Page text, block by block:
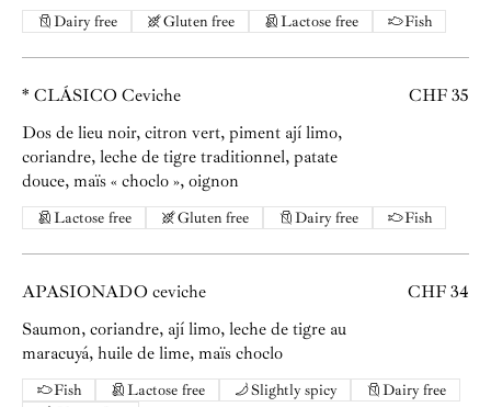
Dairy free Gluten free Lactose free Fish
* CLÁSICO Ceviche
Dos de lieu noir, citron vert, piment ají limo,
coriandre, leche de tigre traditionnel, patate
douce, maïs « choclo », oignon
CHF 35
Lactose free Gluten free Dairy free Fish
APASIONADO ceviche
Saumon, coriandre, ají limo, leche de tigre au
CHF 34
Fish Lactose free Slightly spicy
Dairy free